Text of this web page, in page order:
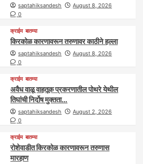
saptahiksandesh
August 8, 2026
0
क्राईम बातम्या
किरकोळ कारणावरून तरुणावर काठीने हल्ला
saptahiksandesh
August 8, 2026
0
क्राईम बातम्या
अवैध वाळू वाहतूक प्रकरणातील पोथरे येथील
तिघांची निर्दोष मुक्तता…
saptahiksandesh
August 2, 2026
0
क्राईम बातम्या
रोशेवाडीत किरकोळ कारणावरून तरुणास
मारहाण